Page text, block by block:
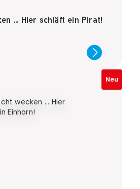
... Hier schläft ein Pirat!
Neu